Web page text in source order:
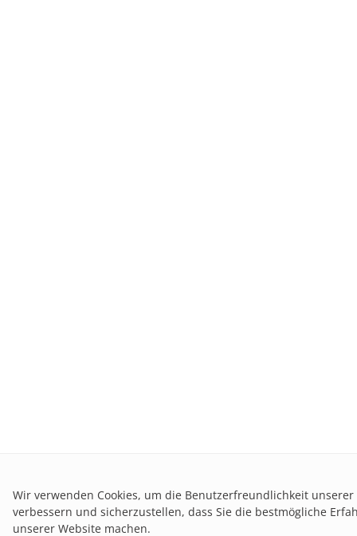
Wir verwenden Cookies, um die Benutzerfreundlichkeit unserer
verbessern und sicherzustellen, dass Sie die bestmögliche
unserer Website machen.